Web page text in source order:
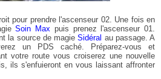
pour prendre l'ascenseur 02. Une fois en
Soin Max puis prenez l'ascenseur 01.
la source de magieSidéral au passage. A
un PDS caché. Préparez-vous et
votre route vous croiserez une nouvelle
ils s'enfuieront en vous laissant affronter